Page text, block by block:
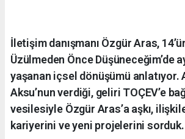
İletişim danışmanı Özgür Aras,
Üzülmeden Önce Düşüneceğim’de
yaşanan içsel dönüşümü anlatıyor.
Aksu’nun verdiği, geliri TOÇEV’e
vesilesiyle Özgür Aras’a aşkı,
kariyerini ve yeni projelerini sorduk.